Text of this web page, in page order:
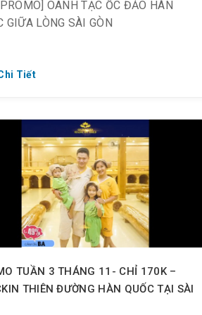
OANH TẠC ỐC ĐẢO HÀN
GIỮA LÒNG SÀI GÒN
về đi ngay nha!!!
TRESS TỐT NHẤT CÙNG
trọn ưu đãi Happy Hour, Off up_to
Tiết
TUẦN 3 THÁNG 11- CHỈ 170K –
THIÊN ĐƯỜNG HÀN QUỐC TẠI SÀI